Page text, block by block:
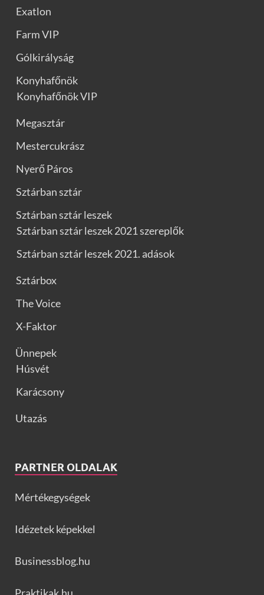
Exatlon
Farm VIP
Gólkirályság
Konyhafőnök
Konyhafőnök VIP
Megasztár
Mestercukrász
Nyerő Páros
Sztárban sztár
Sztárban sztár leszek
Sztárban sztár leszek 2021 szereplők
Sztárban sztár leszek 2021. adások
Sztárbox
The Voice
X-Faktor
Ünnepek
Húsvét
Karácsony
Utazás
PARTNER OLDALAK
Mértékegységek
Idézetek képekkel
Businessblog.hu